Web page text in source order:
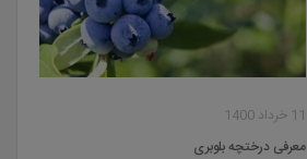
11 خرداد 1400
معرفی درختچه بلوبری